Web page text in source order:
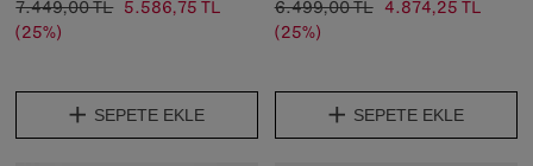
7.449,00 TL 5.586,75 TL
(25%)
SEPETE EKLE
6.499,00 TL 4.874,25 TL
(25%)
SEPETE EKLE